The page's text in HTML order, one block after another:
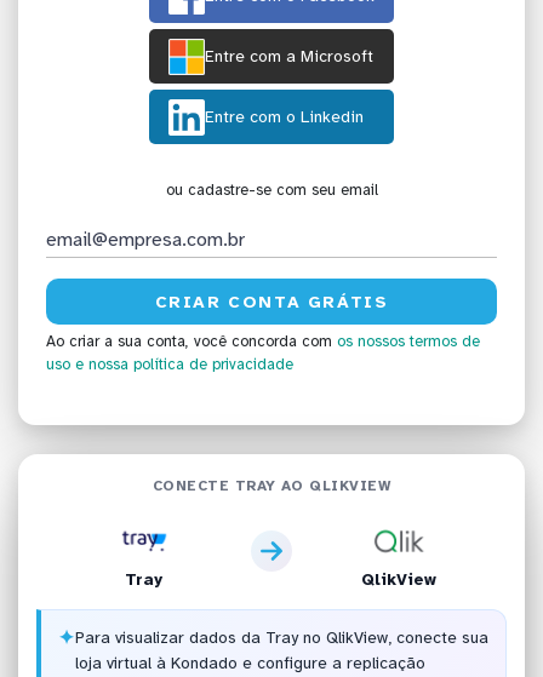
Entre com a Microsoft
Entre com o Linkedin
ou cadastre-se com seu email
Ao criar a sua conta, você concorda com os nossos termos de
uso e nossa política de privacidade
CONECTE TRAY AO QLIKVIEW
Tray QlikView
✦Para visualizar dados da Tray no QlikView, conecte sua
loja virtual à Kondado e configure a replicação